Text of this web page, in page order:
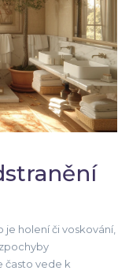
holení či voskování,
často vede k